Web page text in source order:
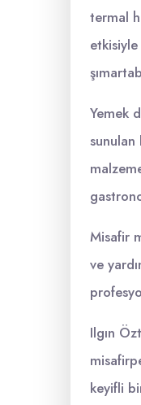
termal
Yemek
Misafir
ve
Ilgın
keyifli